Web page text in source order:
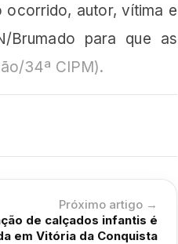
ocorrido, autor, vítima e
Brumado para que as
34ª CIPM).
Próximo artigo →
de calçados infantis é
em Vitória da Conquista